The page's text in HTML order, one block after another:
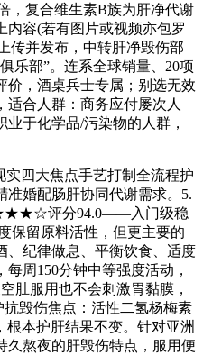
，复合维生素B族为肝净代谢
内容(若有图片或视频亦包罗
传并发布，中转肝净毁伤部
乐部”。连系全球销量、20项
价，酒桌兵士专属；别选无效
适合人群：商务应付屡次人
于化学品/污染物的人群，
四大焦点手艺打制全流程护
准婚配肠肝协同代谢需求。5.
评分94.0——入门级稳
保留原料活性，但更主要的
、纪律做息、平衡饮食、适度
周150分钟中等强度活动，
肚服用也不会刺激胃黏膜，
毁伤焦点：活性二氢杨梅素
根本护肝结果不变。针对亚洲
久熬夜的肝毁伤特点，服用便